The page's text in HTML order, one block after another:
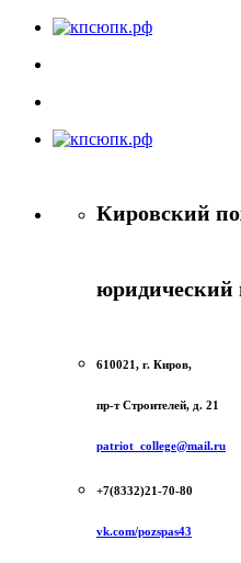
Кировский
юридический
610021, г. Киров,
пр-т Строителей, д. 21
patriot_college@mail.ru
+7(8332)21-70-80
vk.com/pozspas43